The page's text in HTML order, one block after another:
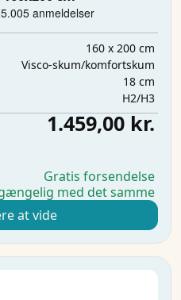
160 x 200 cm
Visco-skum/komfortskum
18 cm
H2/H3
1.459,00 kr.
Gratis forsendelse
med det samme
at vide